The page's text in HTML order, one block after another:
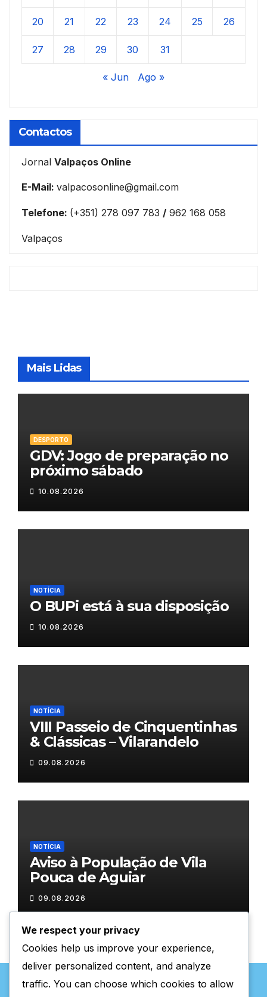
20 21 22 23 24 25 26
27 28 29 30 31
« Jun Ago »
Contactos
Jornal Valpaços Online
E-Mail: valpacosonline@gmail.com
Telefone: (+351) 278 097 783 / 962 168 058
Valpaços
Mais Lidas
DESPORTO
GDV: Jogo de preparação no
próximo sábado
10.08.2026
NOTÍCIA
O BUPi está à sua disposição
10.08.2026
NOTÍCIA
VIII Passeio de Cinquentinhas
& Clássicas – Vilarandelo
09.08.2026
NOTÍCIA
Aviso à População de Vila
Pouca de Aguiar
09.08.2026
We respect your privacy
Cookies help us improve your experience,
deliver personalized content, and analyze
traffic. You can choose which cookies to allow